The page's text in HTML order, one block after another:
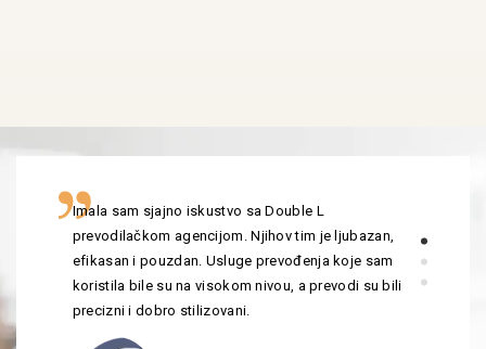
Imala sam sjajno iskustvo sa Double L
prevodilačkom agencijom. Njihov tim je ljubazan,
efikasan i pouzdan. Usluge prevođenja koje sam
koristila bile su na visokom nivou, a prevodi su bili
precizni i dobro stilizovani.